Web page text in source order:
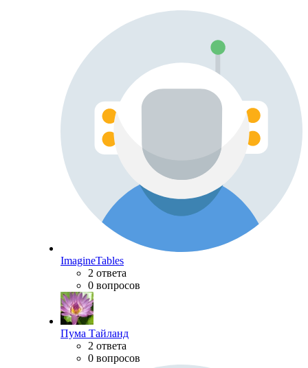
ImagineTables
2 ответа
0 вопросов
Пума Тайланд
2 ответа
0 вопросов